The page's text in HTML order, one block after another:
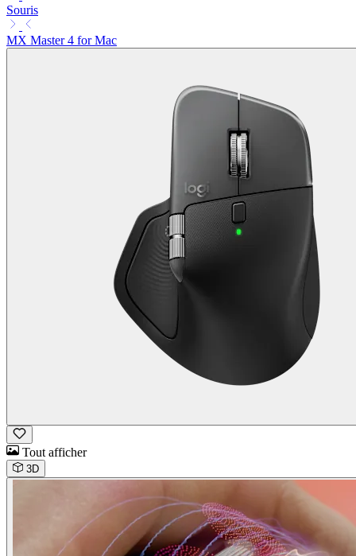
Souris
MX Master 4 for Mac
Tout afficher
3D